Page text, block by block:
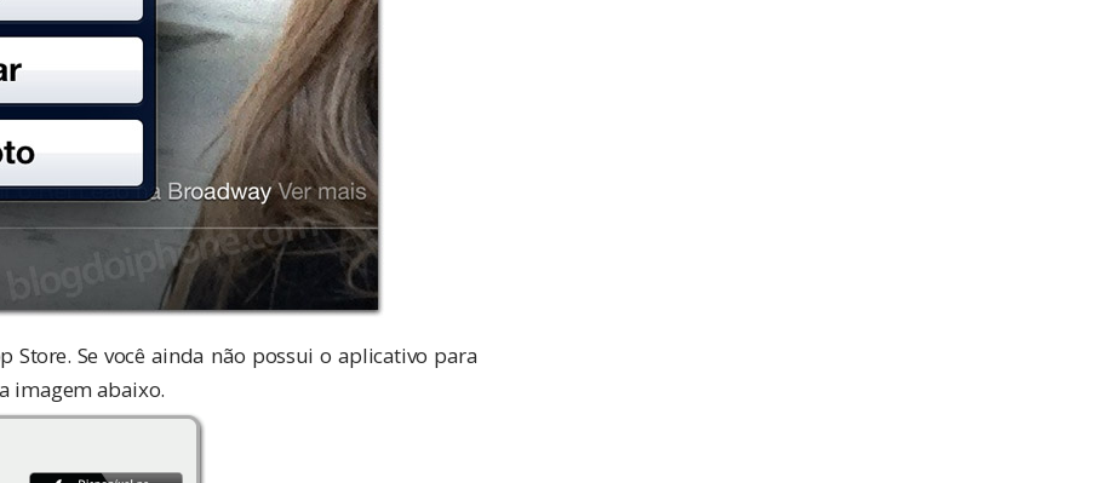
Se você ainda não possui o aplicativo para
imagem abaixo.